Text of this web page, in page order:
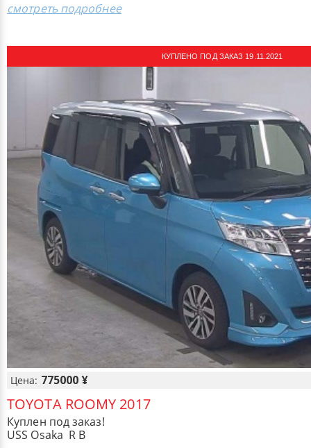
смотреть подробнее
КУПЛЕНО ПОД ЗАКАЗ 19.11.2021
Цена: 775000 ¥
TOYOTA ROOMY 2017
Куплен под заказ!
USS Osaka R B